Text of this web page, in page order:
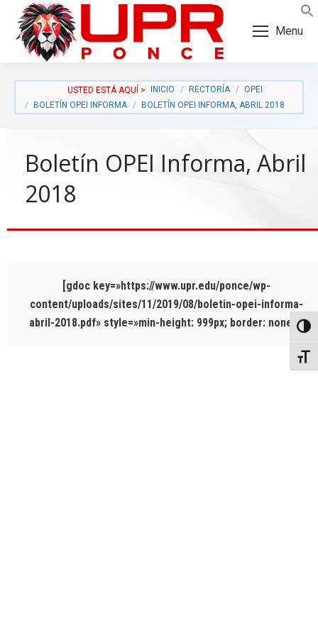
Skip
Content
Skip
navigation
Menu
INICIO RECTORÍA
OPEI
BOLETÍN OPEI INFORMA
BOLETÍN OPEI INFORMA, ABRIL 2018
Boletín OPEI Informa, Abril
2018
[gdoc key=»https://www.upr.edu/ponce/wp-
content/uploads/sites/11/2019/08/boletin-opei-informa-
abril-2018.pdf» style=»min-height: 999px; border: none;»]